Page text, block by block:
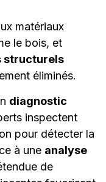
matériaux
le bois, et
structurels
éliminés.
diagnostic
inspectent
pour détecter la
à une analyse
de